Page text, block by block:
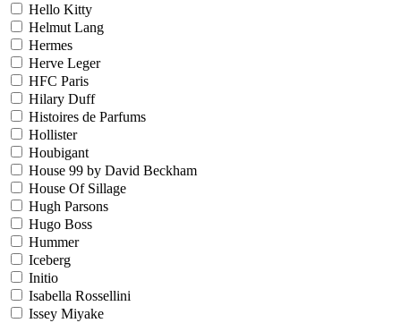
Hello Kitty
Helmut Lang
Hermes
Herve Leger
HFC Paris
Hilary Duff
Histoires de Parfums
Hollister
Houbigant
House 99 by David Beckham
House Of Sillage
Hugh Parsons
Hugo Boss
Hummer
Iceberg
Initio
Isabella Rossellini
Issey Miyake